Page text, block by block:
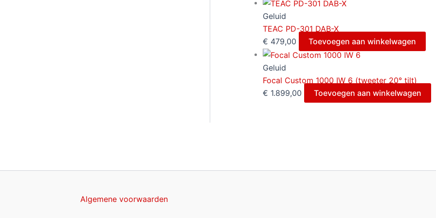
Geluid
TEAC PD-301 DAB-X
€ 479,00 Toevoegen aan winkelwagen
Geluid
Focal Custom 1000 IW 6 (tweeter 20° tilt)
€ 1.899,00 Toevoegen aan winkelwagen
Algemene voorwaarden